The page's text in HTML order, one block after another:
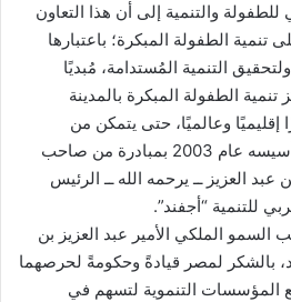
والتنمية إلى أن هذا التعاون
تنمية الطفولة المبكرة؛ باعتبارها
التنمية المُستدامة، مُبديًا
تنمية الطفولة المبكرة بالمدينة
إقليميًا وعالميًا، حتى يتمكن من
مواصلة دوره الإيجابي منذ تأسيسه عام 2003 بمبادرة من صاحب
العزيز ــ يرحمه الله ــ الرئيس
للتنمية “أجفند”.
الملكي الأمير عبد العزيز بن
بالشكر لمصر قيادةً وحكومةً لحرصهما
المؤسسات التنموية لتسهم في